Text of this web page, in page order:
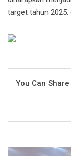
target tahun 2025.
You Can Share